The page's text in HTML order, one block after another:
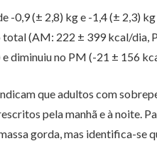
-0,9 (± 2,8) kg e -1,4 (± 2,3)
(AM: 222 ± 399 kcal/dia,
diminuiu no PM (-21 ± 156
que adultos com
pela manhã e à noite.
gorda, mas identifica-